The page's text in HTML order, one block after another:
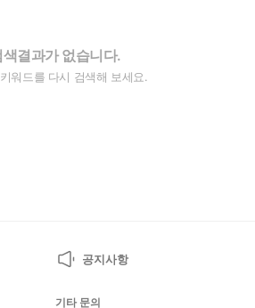
색결과가 없습니다.
워드를 다시 검색해 보세요.
공지사항
기타 문의